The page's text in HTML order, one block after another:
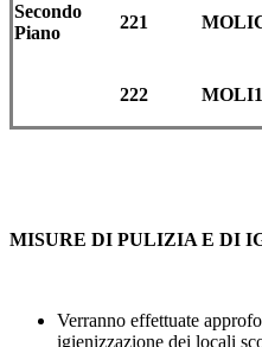
Secondo
Piano
221
222
MISURE DI PULIZIA E DI
Verranno effettuate
igienizzazione dei locali